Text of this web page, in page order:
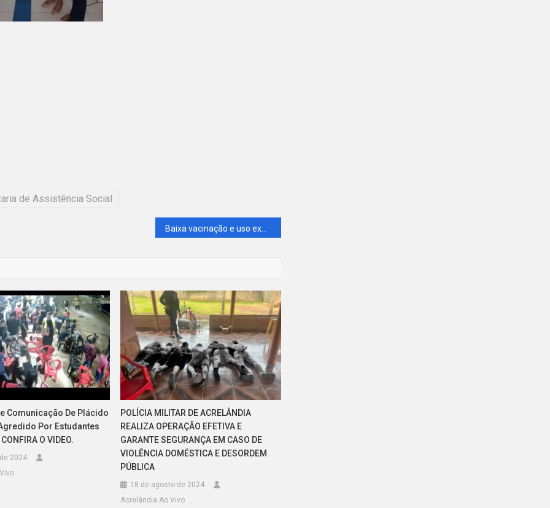
de Assistência Social
Comunicação De Plácido
Por Estudantes
O VIDEO.
2024
POLÍCIA MILITAR DE ACRELÂNDIA
REALIZA OPERAÇÃO EFETIVA E
GARANTE SEGURANÇA EM CASO DE
VIOLÊNCIA DOMÉSTICA E DESORDEM
PÚBLICA
18 de agosto de 2024
Acrelândia Ao Vivo